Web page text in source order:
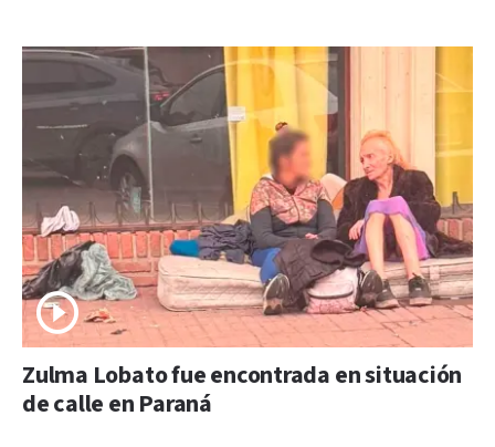
Zulma Lobato fue encontrada en situación
de calle en Paraná